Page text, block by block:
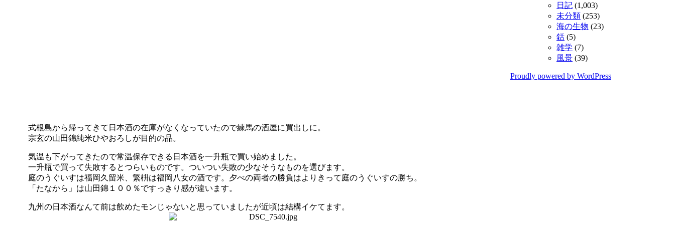
式根島から帰ってきて日本酒の在庫がなくなっていたので練馬の酒屋に買出しに。
宗玄の山田錦純米ひやおろしが目的の品。
気温も下がってきたので常温保存できる日本酒を一升瓶で買い始めました。
一升瓶で買って失敗するとつらいものです。ついつい失敗の少なそうなものを選びます。
庭のうぐいすは福岡久留米、繁枡は福岡八女の酒です。夕べの両者の勝負はよりきって庭のうぐいすの勝ち。
「たなから」は山田錦１００％ですっきり感が違います。
九州の日本酒なんて前は飲めたモンじゃないと思っていましたが近頃は結構イケてます。
日記 (1,003)
未分類 (253)
海の生物 (23)
銛 (5)
雑学 (7)
風景 (39)
Proudly powered by WordPress